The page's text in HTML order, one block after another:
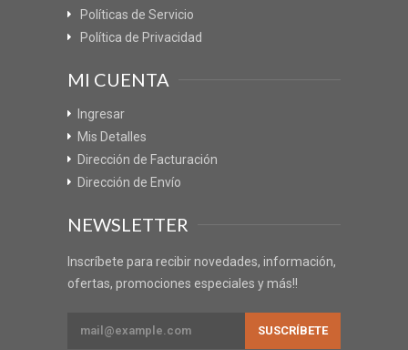
Políticas de Servicio
Política de Privacidad
MI CUENTA
Ingresar
Mis Detalles
Dirección de Facturación
Dirección de Envío
NEWSLETTER
Inscríbete para recibir novedades, información,
ofertas, promociones especiales y más!!